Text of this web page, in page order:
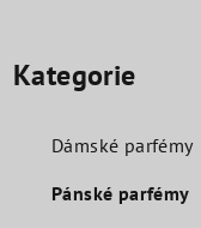
Kategorie
Dámské parfémy
Pánské parfémy